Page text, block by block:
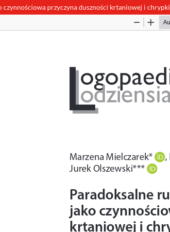
czynnościowa przyczyna duszności krtaniowej i chrypki